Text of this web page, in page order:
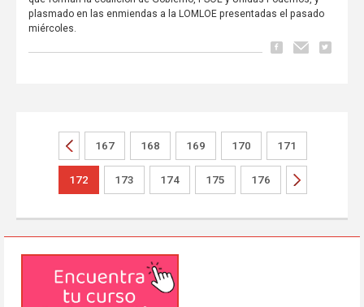
plasmado en las enmiendas a la LOMLOE presentadas el pasado
miércoles.
167 168 169 170 171
172 173 174 175 176